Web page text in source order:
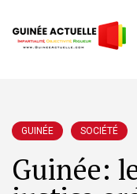
GUINÉE SOCIÉTÉ
Guinée: